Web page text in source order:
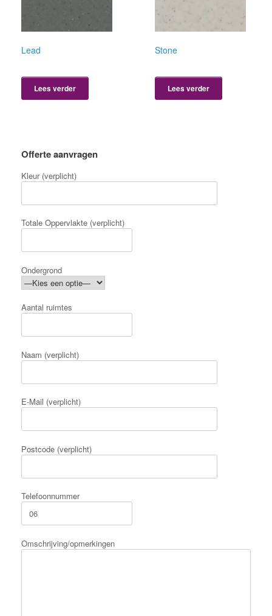
Lead
Lees verder
Stone
Lees verder
Offerte aanvragen
Kleur (verplicht)
Totale Oppervlakte (verplicht)
Ondergrond
Aantal ruimtes
Naam (verplicht)
E-Mail (verplicht)
Postcode (verplicht)
Telefoonnummer
Omschrijving/opmerkingen